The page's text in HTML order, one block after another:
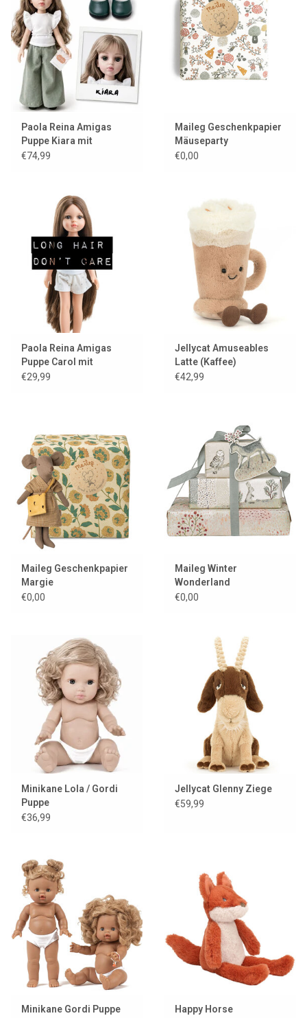
Paola Reina Amigas
Puppe Kiara mit
Kleidung
€74,99
Maileg Geschenkpapier
Mäuseparty
€0,00
Paola Reina Amigas
Puppe Carol mit
superlangen Haaren
€29,99
Jellycat Amuseables
Latte (Kaffee)
€42,99
Maileg Geschenkpapier
Margie
€0,00
Maileg Winter
Wonderland
Geschenkpapier
€0,00
Minikane Lola / Gordi
Puppe
€36,99
Jellycat Glenny Ziege
€59,99
Minikane Gordi Puppe
Happy Horse